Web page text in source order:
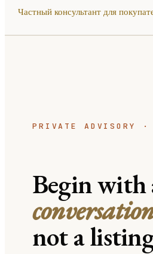
Частный консультант для
PRIVATE ADVISORY ·
Begin with
not a